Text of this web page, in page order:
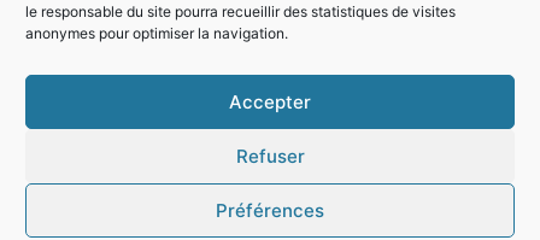
le responsable du site pourra recueillir des statistiques de visites
anonymes pour optimiser la navigation.
Accepter
Refuser
Préférences
Horaires d'ouverture de la mairie